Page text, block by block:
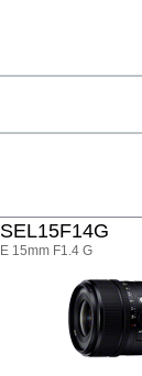
SEL15F14G
E 15mm F1.4 G